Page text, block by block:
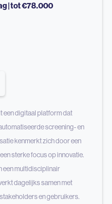
| tot €78.000
een digitaal platform dat
screening- en
kenmerkt zich door een
sterke focus op innovatie.
een multidisciplinair
dagelijks samen met
en gebruikers.